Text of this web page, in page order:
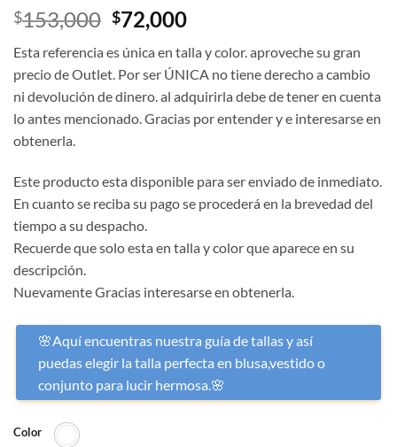
$153,000 El
precio
original
era:
$153,000.
$72,000El
actual
es:
$72,000.
Esta referencia es única en talla y color. aproveche su gran
precio de Outlet. Por ser ÚNICA no tiene derecho a cambio
ni devolución de dinero. al adquirirla debe de tener en cuenta
lo antes mencionado. Gracias por entender y e interesarse en
obtenerla.
Este producto esta disponible para ser enviado de inmediato.
En cuanto se reciba su pago se procederá en la brevedad del
tiempo a su despacho.
Recuerde que solo esta en talla y color que aparece en su
descripción.
Nuevamente Gracias interesarse en obtenerla.
🌸Aquí encuentras nuestra guía de tallas y así
puedas elegir la talla perfecta en blusa,vestido o
conjunto para lucir hermosa.🌸
Color